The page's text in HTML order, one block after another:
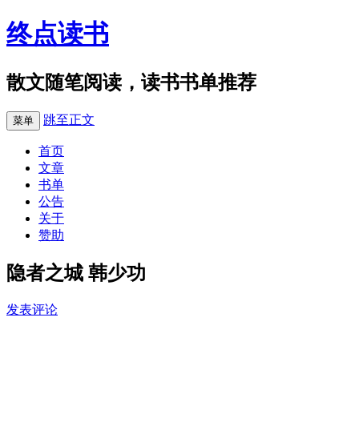
终点读书
散文随笔阅读，读书书单推荐
菜单 跳至正文
首页
文章
书单
公告
关于
赞助
隐者之城 韩少功
发表评论